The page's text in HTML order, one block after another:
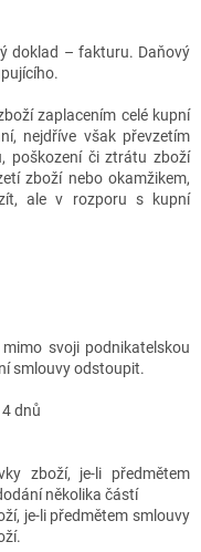
doklad – fakturu. Daňový
zaplacením celé kupní
nejdříve však převzetím
poškození či ztrátu zboží
zboží nebo okamžikem,
ale v rozporu s kupní
svoji podnikatelskou
smlouvy odstoupit.
dnů
zboží, je-li předmětem
několika částí
je-li předmětem smlouvy